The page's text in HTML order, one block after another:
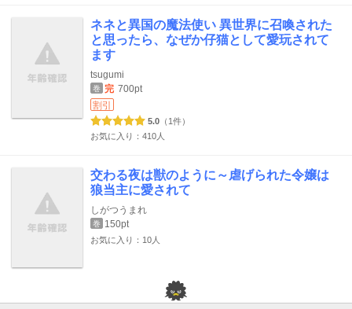
ネネと異国の魔法使い 異世界に召喚された
と思ったら、なぜか仔猫として愛玩されて
ます
tsugumi
巻 完 700pt
割引
5.0 （1件）
お気に入り：410人
交わる夜は獣のように～虐げられた令嬢は
狼当主に愛されて
しがつうまれ
巻 150pt
お気に入り：10人